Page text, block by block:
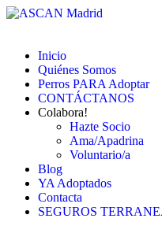
Inicio
Quiénes Somos
Perros PARA Adoptar
CONTÁCTANOS
Colabora!
Hazte Socio
Ama/Apadrina
Voluntario/a
Blog
YA Adoptados
Contacta
SEGUROS